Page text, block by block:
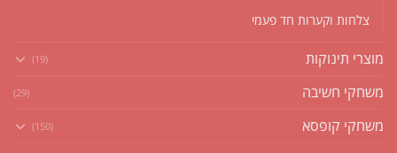
צלחות וקערות חד פעמי
מוצרי תינוקות (19)
משחקי חשיבה (29)
משחקי קופסא (150)